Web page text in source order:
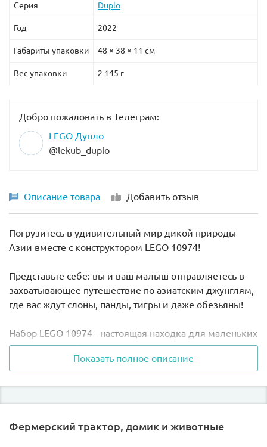
Серия Duplo
Год 2022
Габариты упаковки 48 × 38 × 11 см
Вес упаковки 2 145 г
Добро пожаловать в Телеграм:
LEGO Дупло
@lekub_duplo
Описание товара Добавить отзыв
Погрузитесь в удивительный мир дикой природы
Азии вместе с конструктором LEGO 10974!
Представьте себе: вы и ваш малыш отправляетесь в
захватывающее путешествие по азиатским джунглям,
где вас ждут слоны, панды, тигры и даже обезьяны!
Набор LEGO 10974 - настоящая находка для маленьких
исследователей. Он не только познакомит вашего
ребенка с разнообразием азиатской фауны, но и
трехмерный игровой коврик с джунглями. А еще
Показать полное описание
Фермерский трактор, домик и животные